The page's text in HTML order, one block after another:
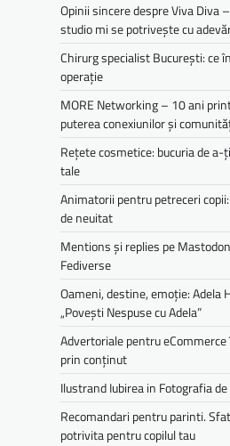
Opinii sincere despre Viva Diva
studio mi se potrivește cu
Chirurg specialist București: ce
operație
MORE Networking – 10 ani
puterea conexiunilor și
Rețete cosmetice: bucuria de
tale
Animatorii pentru petreceri
de neuitat
Mentions și replies pe
Fediverse
Oameni, destine, emoție: Adela
„Povești Nespuse cu Adela”
Advertoriale pentru
prin conținut
Ilustrand Iubirea in Fotografia
Recomandari pentru parinti.
potrivita pentru copilul tau